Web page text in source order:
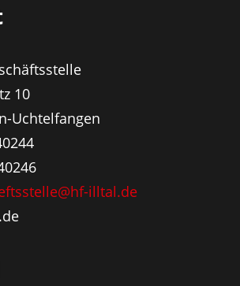
10
Uchtelfangen
illtal.de